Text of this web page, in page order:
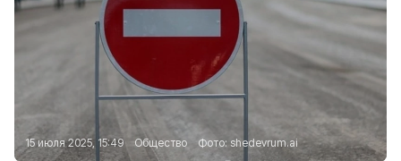
15 июля 2025, 15:49 Общество Фото: shedevrum.ai